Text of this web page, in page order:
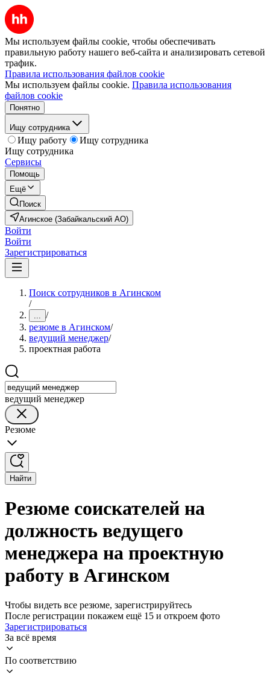
Мы используем файлы cookie, чтобы обеспечивать
правильную работу нашего веб-сайта и анализировать сетевой
трафик.
Правила использования файлов cookie
Мы используем файлы cookie. Правила использования
файлов cookie
Понятно
Ищу сотрудника
Ищу работу
Ищу сотрудника
Ищу сотрудника
Сервисы
Помощь
Ещё
Поиск
Агинское (Забайкальский АО)
Войти
Войти
Зарегистрироваться
Поиск сотрудников в Агинском
/
... /
резюме в Агинском/
ведущий менеджер/
проектная работа
ведущий менеджер
Резюме
Найти
Резюме соискателей на
должность ведущего
менеджера на проектную
работу в Агинском
Чтобы видеть все резюме, зарегистрируйтесь
После регистрации покажем ещё 15 и откроем фото
Зарегистрироваться
За всё время
По соответствию